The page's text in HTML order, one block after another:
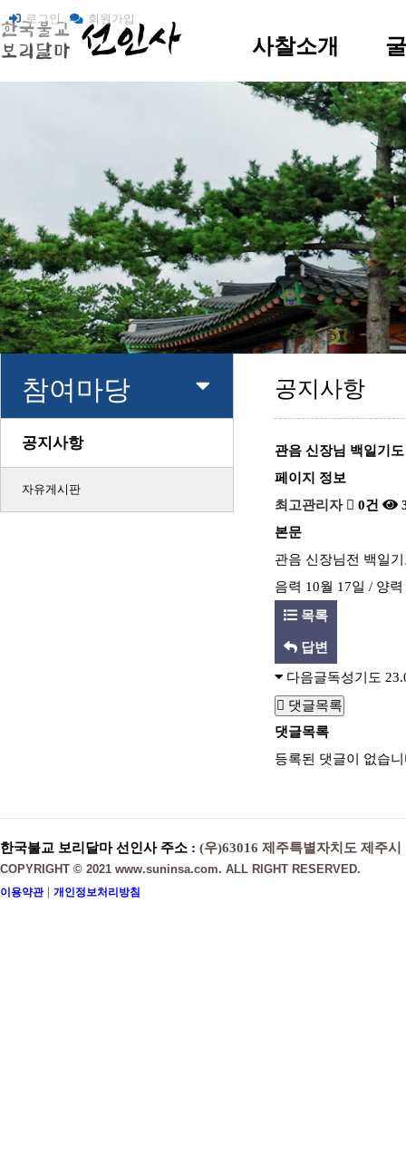
로그인 회원가입
사찰소개
찾아오시는 길
굴
참여마당
공지사항
자유게시판
공지사항
관음 신장님 백일기
페이지 정보
최고관리자 0건
본문
관음 신장님전 백일
음력 10월 17일 / 양
목록
답변
다음글독성기도
댓글목록
댓글목록
등록된 댓글이 없습
한국불교 보리달마 선인사 주소 : (우)63016 제주특별자치도 제주
COPYRIGHT © 2021 www.suninsa.com. ALL RIGHT RESERVED.
이용약관| 개인정보처리방침